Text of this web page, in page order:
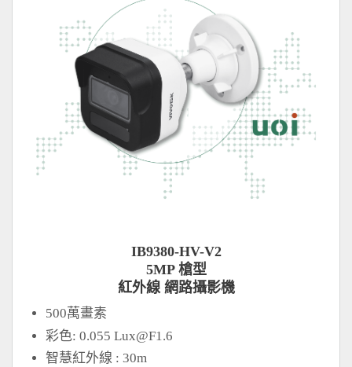
IB9380-HV-V2
5MP 槍型
紅外線 網路攝影機
500萬畫素
彩色: 0.055Lux@F1.6
智慧紅外線 : 30m